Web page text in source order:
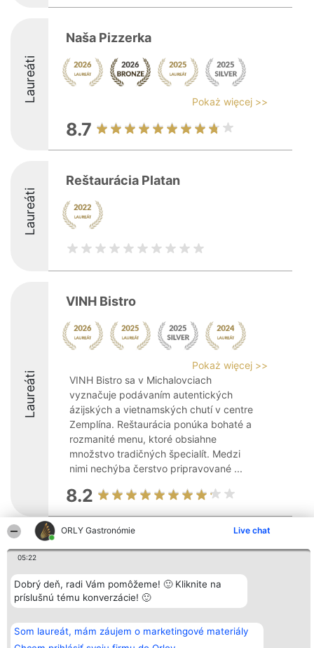
ORLY Gastronómie Live chat
05:22
Dobrý deň, radi Vám pomôžeme! 🙂 Kliknite na
príslušnú tému konverzácie! 🙂
Som laureát, mám záujem o marketingové materiály
Laureáti
Naša Pizzerka
Pokaż więcej >>
8.7
Laureáti
Reštaurácia Platan
Laureáti
VINH Bistro
Pokaż więcej >>
VINH Bistro sa v Michalovciach
vyznačuje podávaním autentických
ázijských a vietnamských chutí v centre
Zemplína. Reštaurácia ponúka bohaté a
rozmanité menu, ktoré obsiahne
množstvo tradičných špecialít. Medzi
nimi nechýba čerstvo pripravované ...
8.2
Organizátor hodnotenia
Bright Side Solutions sp. z o.
ul. Ruska 22
Wrocław 50-079
KRS 0000749100 | Regon
381313360 | NIP 8943132676
Laureáti
wszystkich
Laureatów
Podmienky
Obchodné
Zásady
Kontakt